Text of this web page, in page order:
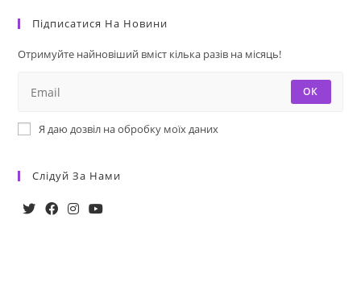
Підписатися На Новини
Отримуйте найновіший вміст кілька разів на місяць!
ОК
Я даю дозвіл на обробку моїх даних
Слідуй За Нами